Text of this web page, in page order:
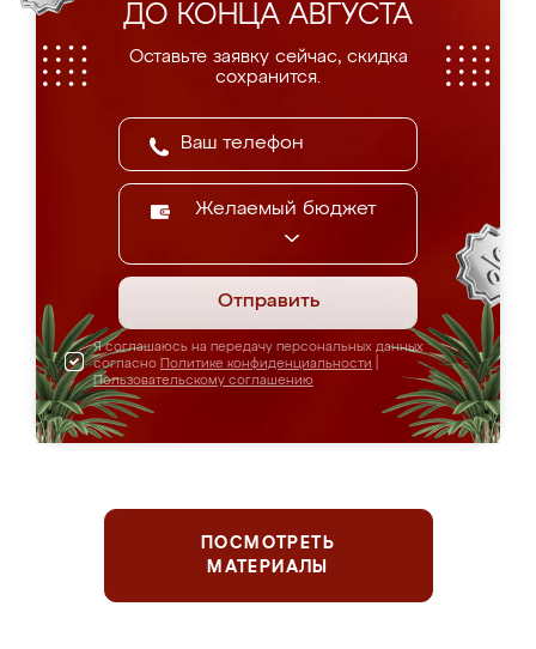
ДО КОНЦА АВГУСТА
Оставьте заявку сейчас, скидка
сохранится.
Желаемый бюджет
Отправить
Я соглашаюсь на передачу персональных данных
согласно Политике конфиденциальности
Пользовательскому соглашению
ПОСМОТРЕТЬ
МАТЕРИАЛЫ